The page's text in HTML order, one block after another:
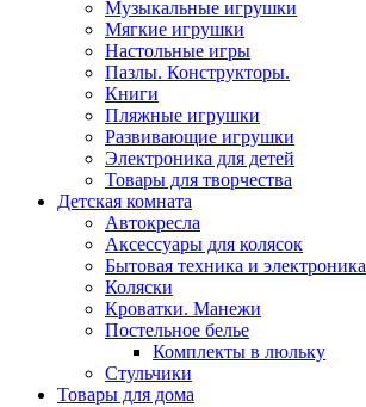
Музыкальные игрушки
Мягкие игрушки
Настольные игры
Пазлы. Конструкторы.
Книги
Пляжные игрушки
Развивающие игрушки
Электроника для детей
Товары для творчества
Детская комната
Автокресла
Аксессуары для колясок
Бытовая техника и электроника
Коляски
Кроватки. Манежи
Постельное белье
Комплекты в люльку
Стульчики
Товары для дома